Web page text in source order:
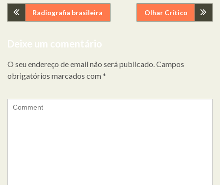
Navegação
de
artigos
Radiografia brasileira Olhar Crítico
Deixe um comentário
O seu endereço de email não será publicado. Campos
obrigatórios marcados com *